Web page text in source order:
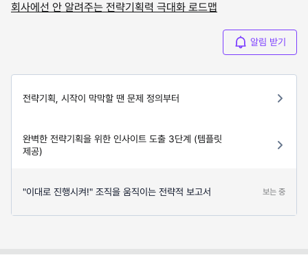
회사에선 안 알려주는 전략기획력 극대화 로드맵
알림 받기
전략기획, 시작이 막막할 땐 문제 정의부터
완벽한 전략기획을 위한 인사이트 도출 3단계 (템플릿
제공)
"이대로 진행시켜!" 조직을 움직이는 전략적 보고서 보는 중